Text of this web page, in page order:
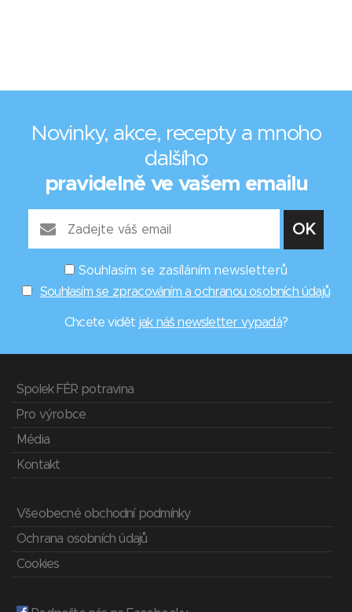
Novinky, akce, recepty a mnoho
dalšího
pravidelně ve vašem emailu
Souhlasím se zasíláním newsletterů
Souhlasím se zpracováním a ochranou osobních údajů
Chcete vidět jak náš newsletter vypadá?
Spolek FÉR potravina
Pro výrobce
Média
Kontakt
Všeobecné obchodní podmínky
Ochrana osobních údajů
Cookies